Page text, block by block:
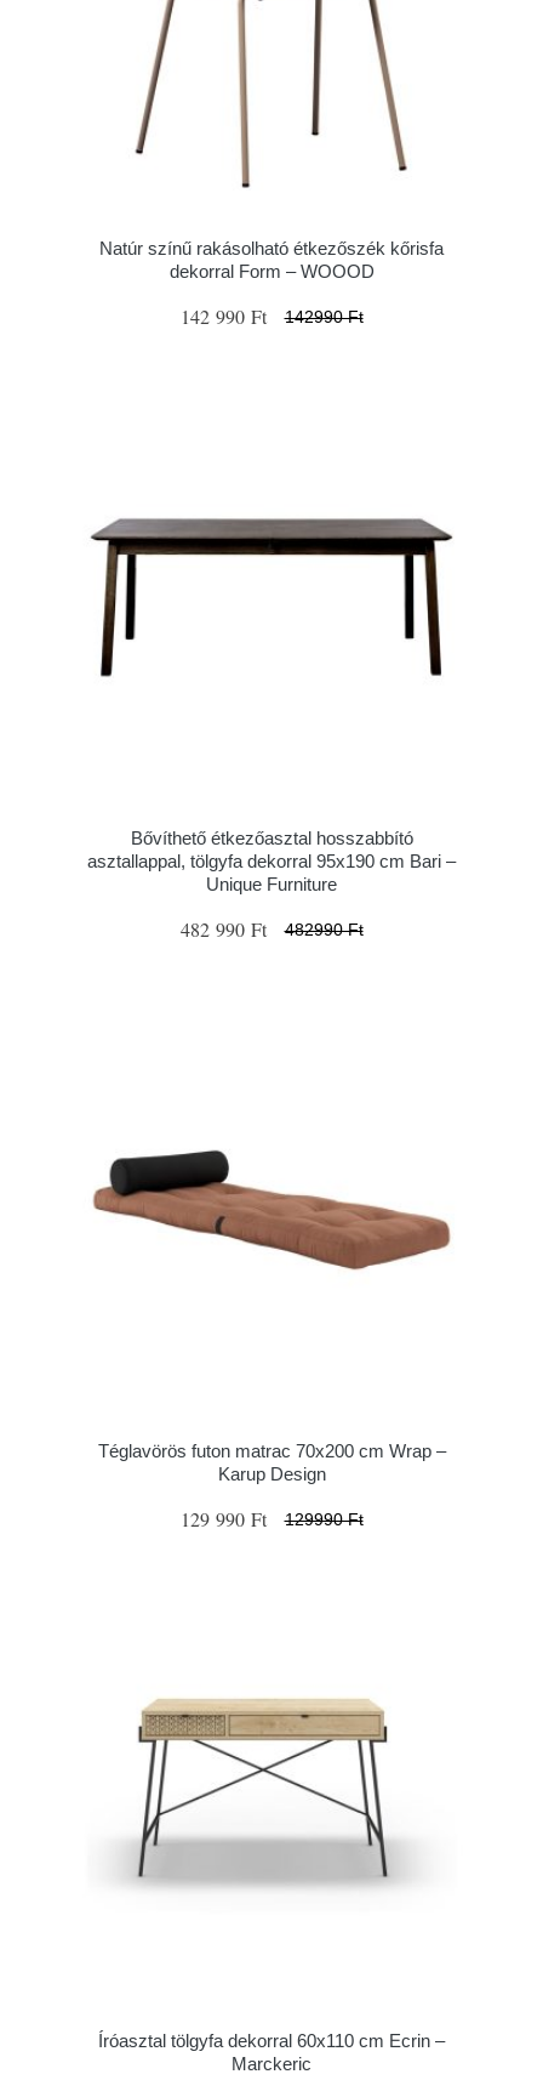
Natúr színű rakásolható étkezőszék kőrisfa
dekorral Form – WOOOD
142 990 Ft 142990 Ft
Bővíthető étkezőasztal hosszabbító
asztallappal, tölgyfa dekorral 95x190 cm Bari –
Unique Furniture
482 990 Ft 482990 Ft
Téglavörös futon matrac 70x200 cm Wrap –
Karup Design
129 990 Ft 129990 Ft
Íróasztal tölgyfa dekorral 60x110 cm Ecrin –
Marckeric